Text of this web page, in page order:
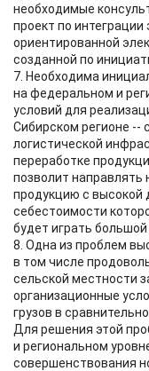
необходимые
проект по интеграции
ориентированной
созданной по
7. Необходима
на федеральном и
условий для
Сибирском регионе --
логистической
переработке
позволит направлять
продукцию с высокой
себестоимости
будет играть большой
8. Одна из проблем
в том числе
сельской местности
организационные
грузов в
Для решения этой
и региональном
совершенствования